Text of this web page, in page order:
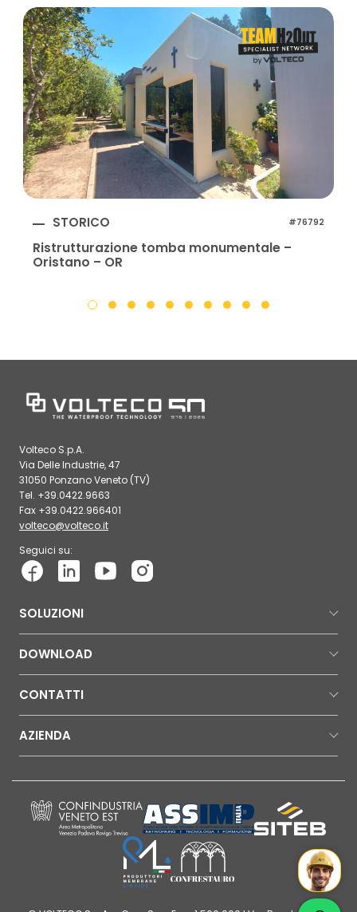
STORICO #76792
Ristrutturazione tomba monumentale –
Oristano – OR
Volteco S.p.A.
Via Delle Industrie, 47
31050 Ponzano Veneto (TV)
Tel. +39.0422.9663
Fax +39.0422.966401
volteco@volteco.it
Seguici su:
SOLUZIONI
DOWNLOAD
CONTATTI
AZIENDA
Mr